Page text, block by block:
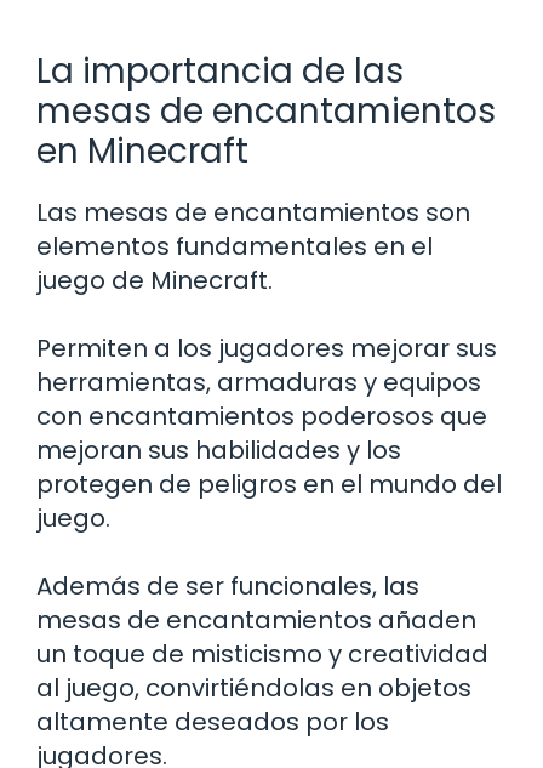
La importancia de las
mesas de encantamientos
en Minecraft
Las mesas de encantamientos son
elementos fundamentales en el
juego de Minecraft.
Permiten a los jugadores mejorar sus
herramientas, armaduras y equipos
con encantamientos poderosos que
mejoran sus habilidades y los
protegen de peligros en el mundo del
juego.
Además de ser funcionales, las
mesas de encantamientos añaden
un toque de misticismo y creatividad
al juego, convirtiéndolas en objetos
altamente deseados por los
jugadores.